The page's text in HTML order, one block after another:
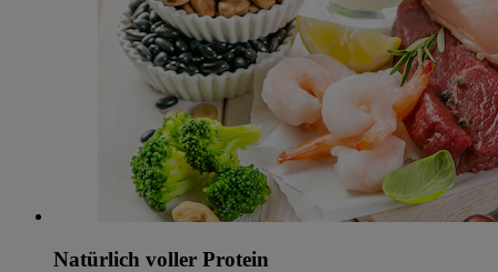
Natürlich voller Protein